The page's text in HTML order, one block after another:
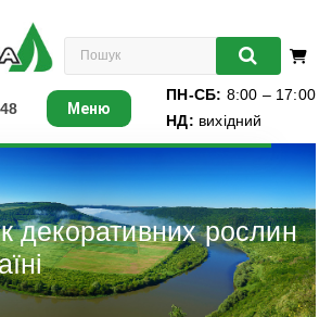
ПН-СБ: 8:00 – 17:00
НД: вихідний
Меню
Листяні
Хвойні
Ліани
декоративних рослин